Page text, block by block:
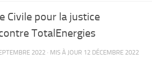
Civile pour la justice
TotalEnergies
2022 · MIS À JOUR 12 DÉCEMBRE 2022